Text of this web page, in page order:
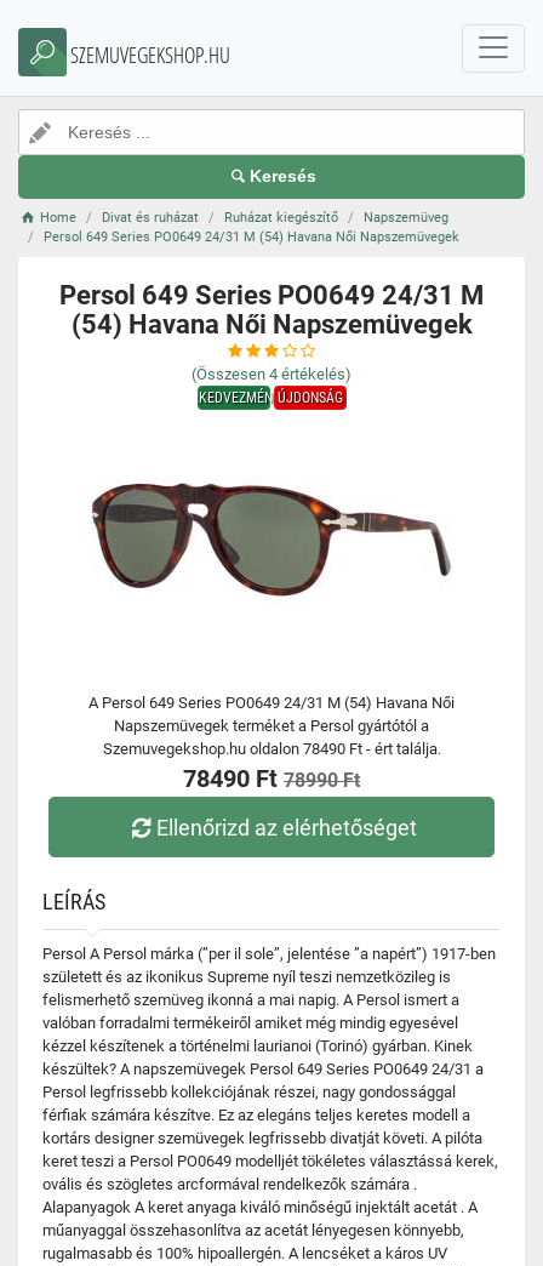
SZEMUVEGEKSHOP.HU
Keresés
Home Divat és ruházat Ruházat kiegészítő
Napszemüveg
Persol 649 Series PO0649 24/31 M (54) Havana Női Napszemüvegek
Persol 649 Series PO0649 24/31 M
(54) Havana Női Napszemüvegek
(Összesen 4 értékelés)
KEDVEZMÉNYÚJDONSÁG
A Persol 649 Series PO0649 24/31 M (54) Havana Női
Napszemüvegek terméket a Persol gyártótól a
Szemuvegekshop.hu oldalon 78490 Ft - ért találja.
78490 Ft 78990 Ft
Ellenőrizd az elérhetőséget
LEÍRÁS
Persol A Persol márka (”per il sole”, jelentése ”a napért”) 1917-ben
született és az ikonikus Supreme nyíl teszi nemzetközileg is
felismerhető szemüveg ikonná a mai napig. A Persol ismert a
valóban forradalmi termékeiről amiket még mindig egyesével
kézzel készítenek a történelmi laurianoi (Torinó) gyárban. Kinek
készültek? A napszemüvegek Persol 649 Series PO0649 24/31 a
Persol legfrissebb kollekciójának részei, nagy gondossággal
férfiak számára készítve. Ez az elegáns teljes keretes modell a
kortárs designer szemüvegek legfrissebb divatját követi. A pilóta
keret teszi a Persol PO0649 modelljét tökéletes választássá kerek,
ovális és szögletes arcformával rendelkezők számára .
Alapanyagok A keret anyaga kiváló minőségű injektált acetát . A
műanyaggal összehasonlítva az acetát lényegesen könnyebb,
rugalmasabb és 100% hipoallergén. A lencséket a káros UV